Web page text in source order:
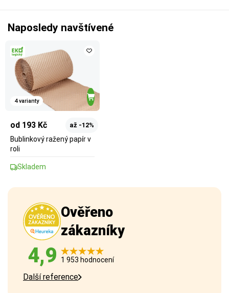
Naposledy navštívené
4 varianty
od 193 Kč až -12%
Bublinkový ražený papír v
roli
Skladem
Ověřeno
zákazníky
4,9 1 953 hodnocení
Další reference